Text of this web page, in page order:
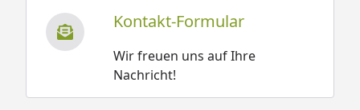
Kontakt-Formular
Wir freuen uns auf Ihre
Nachricht!